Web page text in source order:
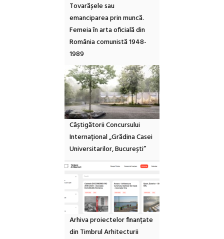
Tovarășele sau
emanciparea prin muncă.
Femeia în arta oficială din
România comunistă 1948-
1989
Câștigătorii Concursului
Internațional „Grădina Casei
Universitarilor, București”
Arhiva proiectelor finanțate
din Timbrul Arhitecturii